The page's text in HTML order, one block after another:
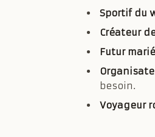
Sportif du
Créateur
Futur
besoin.
Voyageur